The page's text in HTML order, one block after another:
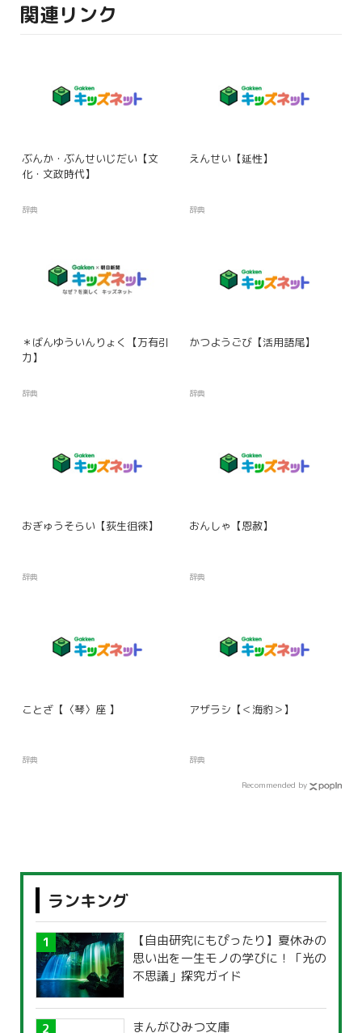
関連リンク
ぶんか・ぶんせいじだい【文
化・文政時代】
辞典
えんせい【延性】
辞典
＊ばんゆういんりょく【万有引
力】
辞典
かつようごび【活用語尾】
辞典
おぎゅうそらい【荻生徂徠】
辞典
おんしゃ【恩赦】
辞典
ことざ【〈琴〉座 】
辞典
アザラシ【＜海豹＞】
辞典
Recommended by
ランキング
【自由研究にもぴったり】夏休みの
思い出を一生モノの学びに！「光の
不思議」探究ガイド
まんがひみつ文庫